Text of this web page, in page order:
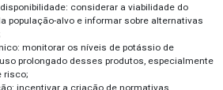
considerar a viabilidade do
população-alvo e informar sobre alternativas
monitorar os níveis de potássio de
prolongado desses produtos, especialmente
risco;
incentivar a criação de normativas